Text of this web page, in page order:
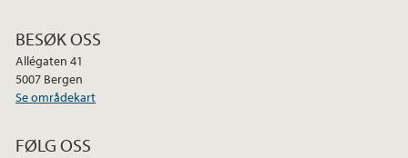
BESØK OSS
Allégaten 41
5007 Bergen
Se områdekart
FØLG OSS